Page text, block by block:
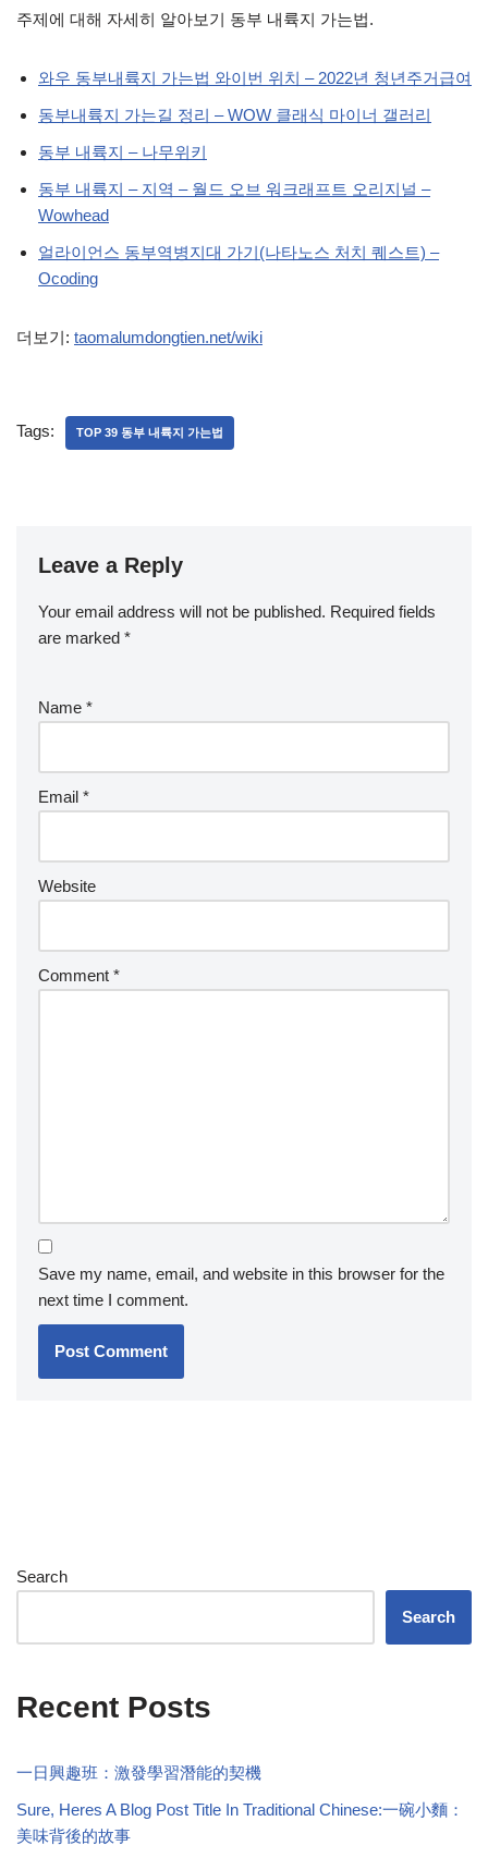
주제에 대해 자세히 알아보기 동부 내륙지 가는법.
와우 동부내륙지 가는법 와이번 위치 – 2022년 청년주거급여
동부내륙지 가는길 정리 – WOW 클래식 마이너 갤러리
동부 내륙지 – 나무위키
동부 내륙지 – 지역 – 월드 오브 워크래프트 오리지널 –
Wowhead
얼라이언스 동부역병지대 가기(나타노스 처치 퀘스트) –
Ocoding
더보기: taomalumdongtien.net/wiki
Tags: TOP 39 동부 내륙지 가는법
Leave a Reply
Your email address will not be published. Required fields
are marked *
Name *
Email *
Website
Comment *
Save my name, email, and website in this browser for the
next time I comment.
Search
Search
Recent Posts
一日興趣班：激發學習潛能的契機
Sure, Heres A Blog Post Title In Traditional Chinese:一碗小麵：
美味背後的故事